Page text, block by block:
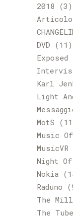
2018 (3)
Articolo
DVD (11)
Exposed
Karl
Light
MotS
Music
MusicVR
Night Of
Nokia
Raduno
The
The